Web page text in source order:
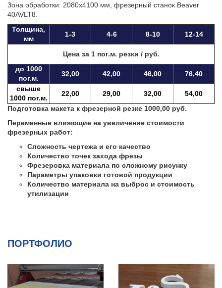
Зона обработки: 2080х4100 мм, фрезерный станок Beaver
40AVLT8.
Толщина,
мм
1-3 4-6 8-10 12-14
Цена за 1 пог.м. резки / руб.
до 1000
пог.м.
32,00 42,00 46,00
76,40
свыше
1000 пог.м.
22,00 29,00 32,00
54,00
Подготовка макета к фрезерной резке 1000,00 руб.
Переменные влияющие на увеличение стоимости
фрезерных работ:
Сложность чертежа и его качество
Количество точек захода фрезы
Фрезеровка материала по сложному рисунку
Параметры упаковки готовой продукции
Количество материала на выброс и стоимость
утилизации
ПОРТФОЛИО